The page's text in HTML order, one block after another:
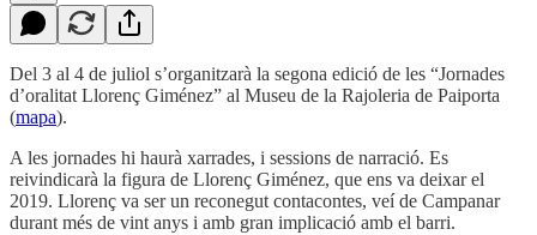
Del 3 al 4 de juliol s’organitzarà la segona edició de les “Jornades
d’oralitat Llorenç Giménez” al Museu de la Rajoleria de Paiporta
(mapa).
A les jornades hi haurà xarrades, i sessions de narració. Es
reivindicarà la figura de Llorenç Giménez, que ens va deixar el
2019. Llorenç va ser un reconegut contacontes, veí de Campanar
durant més de vint anys i amb gran implicació amb el barri.